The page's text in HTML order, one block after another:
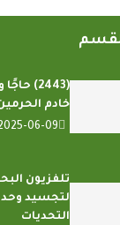
(2443)
خادم
06-09
تلفزيون
لتجسيد
التحديات